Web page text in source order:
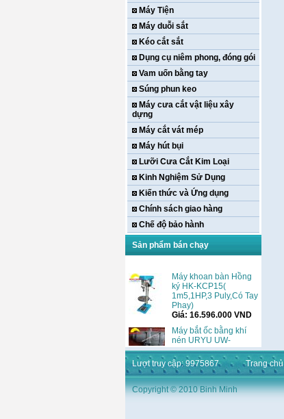
Máy Tiện
Máy duỗi sắt
Kéo cắt sắt
Dụng cụ niêm phong, đóng gói
Vam uốn bằng tay
Súng phun keo
Máy cưa cắt vật liệu xây
dựng
Máy cắt vát mép
Máy hút bụi
Lưỡi Cưa Cắt Kim Loại
Kinh Nghiệm Sử Dụng
Kiến thức và Ứng dụng
Chính sách giao hàng
Chế độ bảo hành
Sản phẩm bán chạy
Máy khoan bàn Hồng
ký HK-KCP15(
1m5,1HP,3 Puly,Có Tay
Phay)
Giá:16.596.000 VND
Máy bắt ốc bằng khí
nén URYU UW-
9SK(M10)
Giá:0VND
Máy duỗi sắt Hồng ký
HK–DSM114( 1HP,Ø8 -
Ø10)
Lượt truy cập: 9975867 Trang chủ
Copyright © 2010 Binh Minh